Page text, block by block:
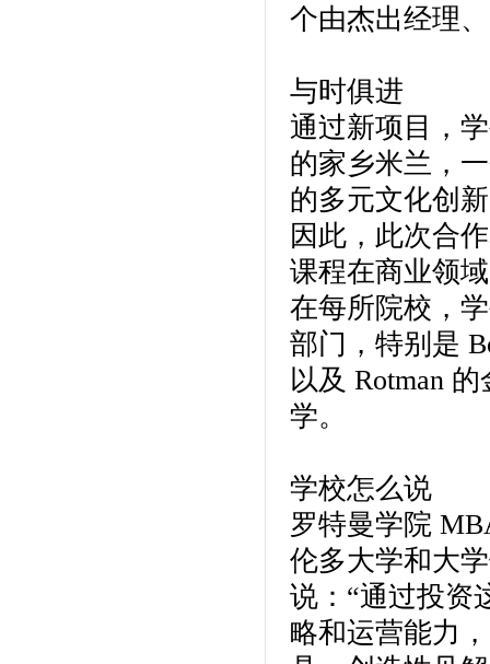
个由杰出经理
与时俱进
通过新项目，
的家乡米兰，
的多元文化创
因此，此次合
课程在商业领
在每所院校，
部门，特别是
以及 Rotman
学。
学校怎么说
罗特曼学院
伦多大学和大
说：“通过投资
略和运营能力